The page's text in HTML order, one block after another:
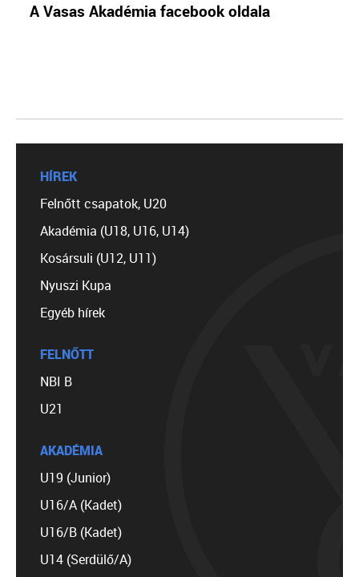
A Vasas Akadémia facebook oldala
HÍREK
Felnőtt csapatok, U20
Akadémia (U18, U16, U14)
Kosársuli (U12, U11)
Nyuszi Kupa
Egyéb hírek
FELNŐTT
NBI B
U21
AKADÉMIA
U19 (Junior)
U16/A (Kadet)
U16/B (Kadet)
U14 (Serdülő/A)